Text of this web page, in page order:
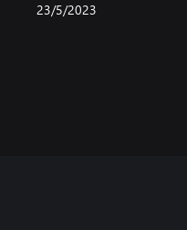
23/5/2023